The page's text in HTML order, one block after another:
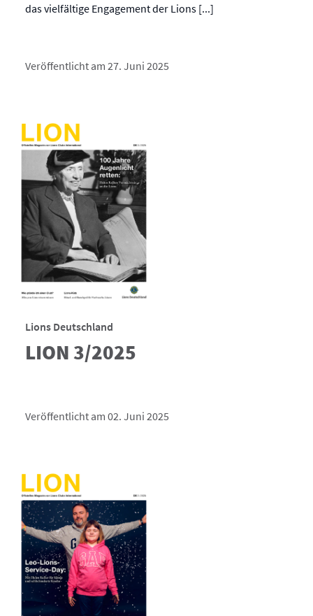
das vielfältige Engagement der Lions [...]
Veröffentlicht am 27. Juni 2025
Lions Deutschland
LION 3/2025
Veröffentlicht am 02. Juni 2025